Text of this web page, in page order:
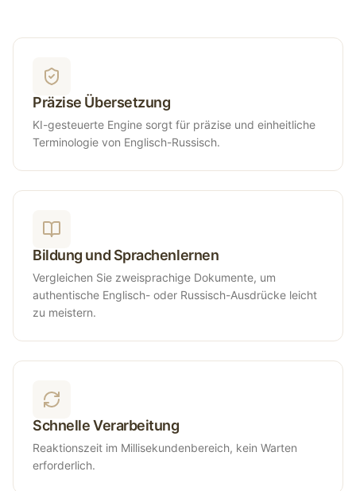
Präzise Übersetzung
KI-gesteuerte Engine sorgt für präzise und einheitliche
Terminologie von Englisch-Russisch.
Bildung und Sprachenlernen
Vergleichen Sie zweisprachige Dokumente, um
authentische Englisch- oder Russisch-Ausdrücke leicht
zu meistern.
Schnelle Verarbeitung
Reaktionszeit im Millisekundenbereich, kein Warten
erforderlich.